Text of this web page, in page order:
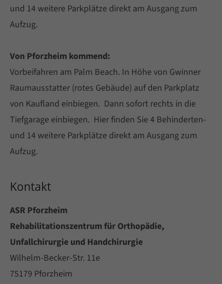
und 14 weitere Parkplätze direkt am Ausgang zum
Aufzug.
Von Pforzheim kommend:
Vorbeifahren am Palm Beach. In Höhe von Gwinner
Raumausstatter (rotes Gebäude) auf den Parkplatz
von Kaufland einbiegen. Dann sofort rechts in die
Tiefgarage einbiegen. Hier finden Sie 4 Behinderten-
und 14 weitere Parkplätze direkt am Ausgang zum
Aufzug.
Kontakt
ASR Pforzheim
Rehabilitationszentrum für Orthopädie,
Unfallchirurgie und Handchirurgie
Wilhelm-Becker-Str. 11e
75179 Pforzheim